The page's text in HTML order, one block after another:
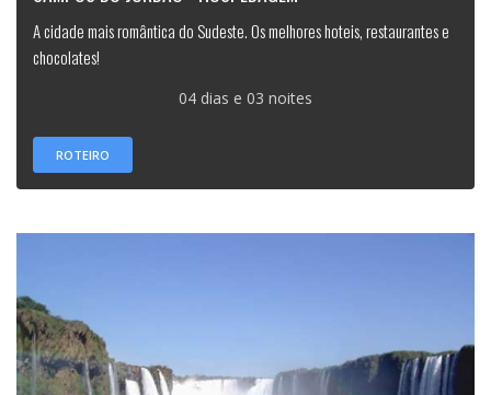
A cidade mais romântica do Sudeste. Os melhores hoteis, restaurantes e
chocolates!
04 dias e 03 noites
ROTEIRO